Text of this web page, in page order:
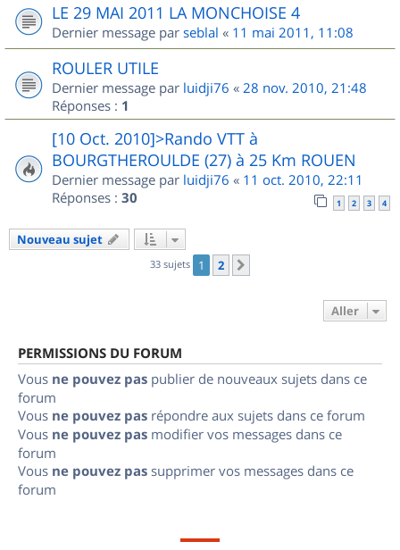
LE 29 MAI 2011 LA MONCHOISE 4
Dernier message par seblal « 11 mai 2011, 11:08
ROULER UTILE
Dernier message par luidji76 « 28 nov. 2010, 21:48
Réponses : 1
[10 Oct. 2010]>Rando VTT à
BOURGTHEROULDE (27) à 25 Km ROUEN
Dernier message par luidji76 « 11 oct. 2010, 22:11
Réponses : 30 1 2 3 4
Nouveau sujet
33 sujets 1 2
Aller
PERMISSIONS DU FORUM
Vous ne pouvez pas publier de nouveaux sujets dans ce
forum
Vous ne pouvez pas répondre aux sujets dans ce forum
Vous ne pouvez pas modifier vos messages dans ce
forum
Vous ne pouvez pas supprimer vos messages dans ce
forum